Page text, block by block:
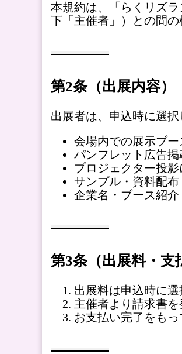
本規約は、「らくリズ
下「主催者」）との間の
第2条（出展内容）
出展者は、申込時に選
会場内での展示ブー
パンフレット広告掲
プロジェクター投
サンプル・資料配布
企業名・ブース紹介
第3条（出展料・支
出展料は申込時に
主催者より請求書を
お支払い完了をも